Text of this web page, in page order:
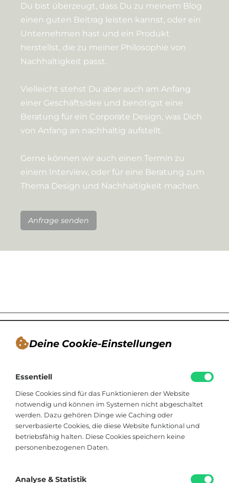
Deine Cookie-Einstellungen
Essentiell
Diese Cookies sind für das Funktionieren der Website
notwendig und können im Systemen nicht abgeschaltet
werden. Dazu gehören Dinge wie Caching oder
serverbasierte Cookies, die diese Website funktional und
betriebsfähig halten. Diese Cookies speichern keine
personenbezogenen Daten.
Analyse & Statistik
Du bist überzeugt, dass Du zu meinem Blog
einen guten Beitrag leisten kannst, oder ein
Unternehmen hast und ein Produkt
herstellst, die zu meiner Philosophie von
Nachhaltigkeit passt.
Vielleicht stehst Du aber auch am Anfang
einer Geschäftsidee und benötigst eine
Beratung für ein Corporate Design, was Dich
von Anfang an nachhaltig aufstellt.
Gerne können wir auch einen Termin zu
einem Interview, oder für eine Beratung zum
Thema Design und Nachhaltigkeit machen.
Anfrage senden
Blogger, Berater für nachhaltiges
Kommunikationsdesign, Catering
Viktoriastraße 48
33602 Bielefeld
hallo@soistfein.de